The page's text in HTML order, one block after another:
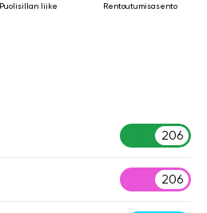
Puolisillan liike Rentoutumisasento
206
206